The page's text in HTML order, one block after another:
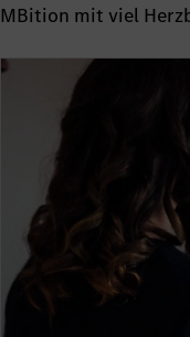
MBition mit viel